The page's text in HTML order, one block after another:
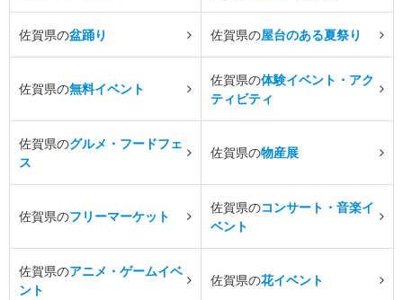
佐賀県の盆踊り 佐賀県の屋台のある夏祭り
佐賀県の無料イベント
佐賀県の体験イベント・アク
ティビティ
佐賀県のグルメ・フードフェ
ス
佐賀県の物産展
佐賀県のフリーマーケット
佐賀県のコンサート・音楽イ
ベント
佐賀県のアニメ・ゲームイベ
ント
佐賀県の花イベント